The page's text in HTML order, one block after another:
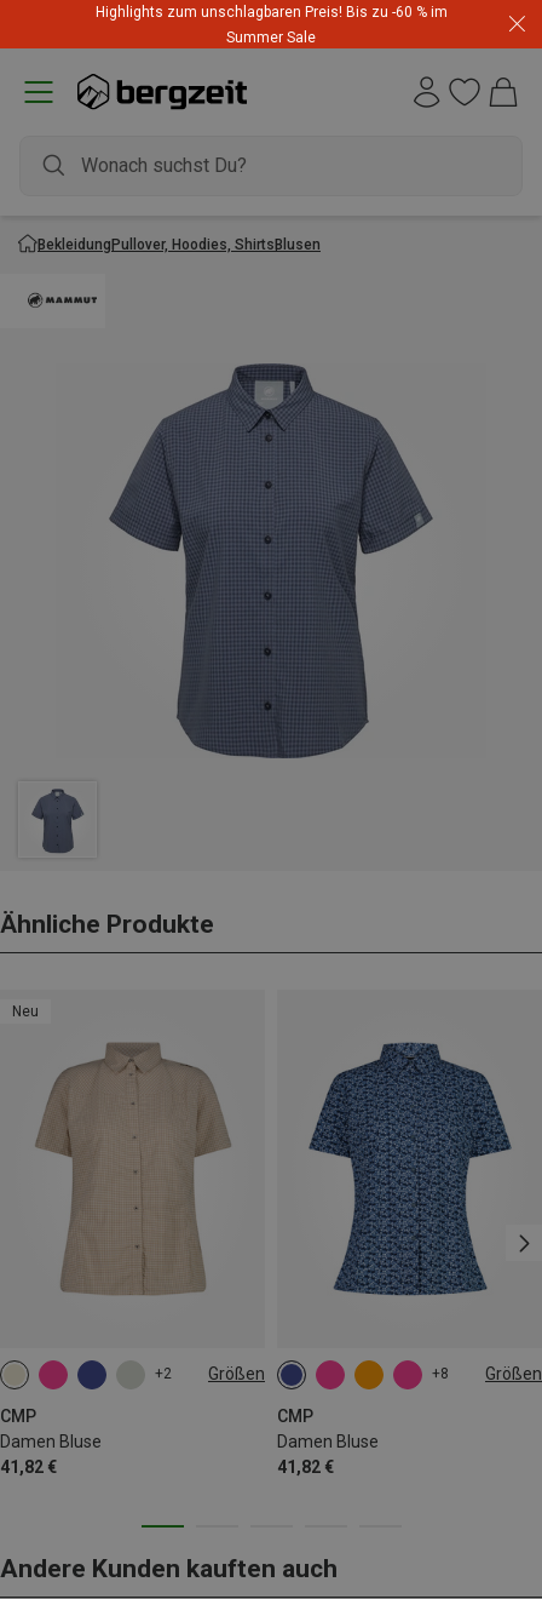
Highlights zum unschlagbaren Preis! Bis zu -60 % im
Summer Sale
BekleidungPullover, Hoodies, ShirtsBlusen
Ähnliche Produkte
Neu
+2 Größen
CMP
Damen Bluse
41,82 €
+8 Größen
CMP
Damen Bluse
41,82 €
XS S M
XXL
Andere Kunden kauften auch